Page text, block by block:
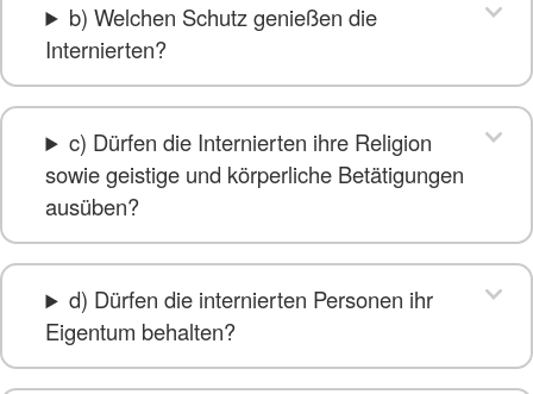
b) Welchen Schutz genießen die
Internierten?
c) Dürfen die Internierten ihre Religion
sowie geistige und körperliche Betätigungen
ausüben?
d) Dürfen die internierten Personen ihr
Eigentum behalten?